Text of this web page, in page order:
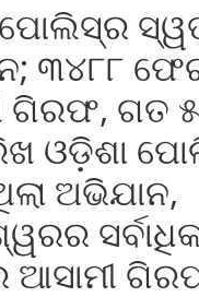
ପୋଲିସ୍‌ର
୩୪୮୮
ଗିରଫ, ଗତ
ଓଡ଼ିଶା
ଅଭିଯାନ,
ଆସାମୀ